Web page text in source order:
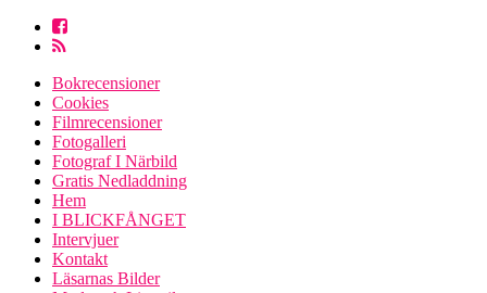
Bokrecensioner
Cookies
Filmrecensioner
Fotogalleri
Fotograf I Närbild
Gratis Nedladdning
Hem
I BLICKFÅNGET
Intervjuer
Kontakt
Läsarnas Bilder